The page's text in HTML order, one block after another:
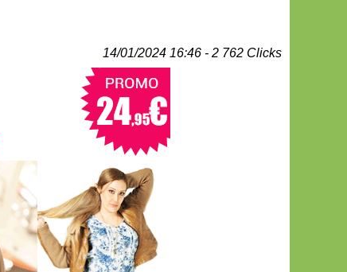
14/01/2024 16:46 - 2 762 Clicks